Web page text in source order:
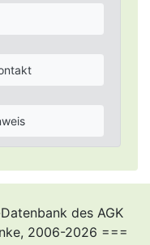
des AGK
2006-2026 ===